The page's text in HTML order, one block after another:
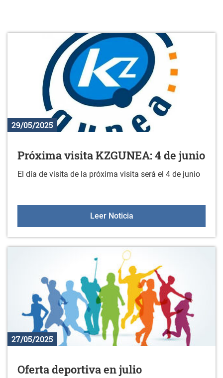
29/05/2025
Próxima visita KZGUNEA: 4 de junio
El día de visita de la próxima visita será el 4 de junio
Leer NoticiaPróxima visita
27/05/2025
Oferta deportiva en julio